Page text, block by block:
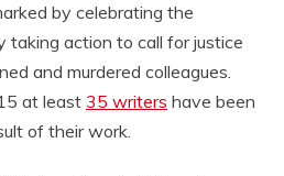
by celebrating the
taking action to call for justice
and murdered colleagues.
at least 35 writers have been
of their work.